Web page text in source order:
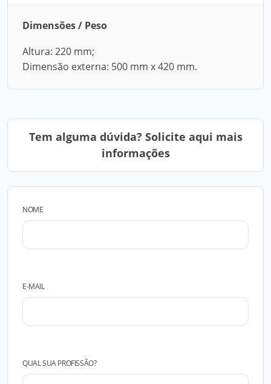
Dimensões / Peso
Altura: 220 mm;
Dimensão externa: 500 mm x 420 mm.
Tem alguma dúvida? Solicite aqui mais
informações
NOME
E-MAIL
QUAL SUA PROFISSÃO?